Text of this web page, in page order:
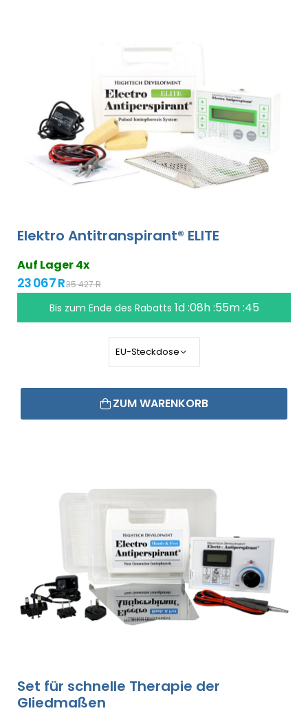
Elektro Antitranspirant® ELITE
Auf Lager 4x
23 067 R35 427 R
Bis zum Ende des Rabatts 1d :08h :55m :45
ZUM WARENKORB
Set für schnelle Therapie der
Gliedmaßen